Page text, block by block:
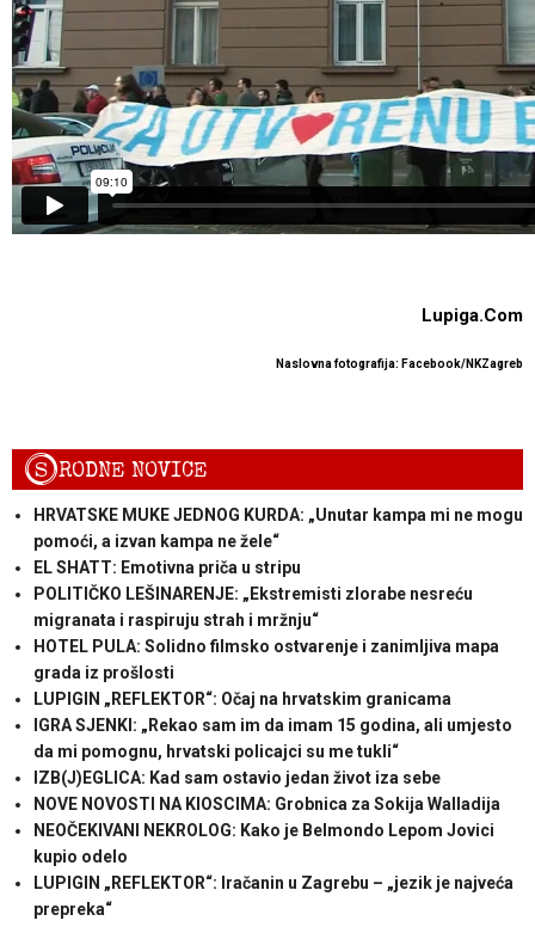
Lupiga.Com
Naslovna fotografija: Facebook/NKZagreb
SRODNE NOVICE
HRVATSKE MUKE JEDNOG KURDA: „Unutar kampa mi ne mogu
pomoći, a izvan kampa ne žele“
EL SHATT: Emotivna priča u stripu
POLITIČKO LEŠINARENJE: „Ekstremisti zlorabe nesreću
migranata i raspiruju strah i mržnju“
HOTEL PULA: Solidno filmsko ostvarenje i zanimljiva mapa
grada iz prošlosti
LUPIGIN „REFLEKTOR“: Očaj na hrvatskim granicama
IGRA SJENKI: „Rekao sam im da imam 15 godina, ali umjesto
da mi pomognu, hrvatski policajci su me tukli“
IZB(J)EGLICA: Kad sam ostavio jedan život iza sebe
NOVE NOVOSTI NA KIOSCIMA: Grobnica za Sokija Walladija
NEOČEKIVANI NEKROLOG: Kako je Belmondo Lepom Jovici
kupio odelo
LUPIGIN „REFLEKTOR“: Iračanin u Zagrebu – „jezik je najveća
prepreka“